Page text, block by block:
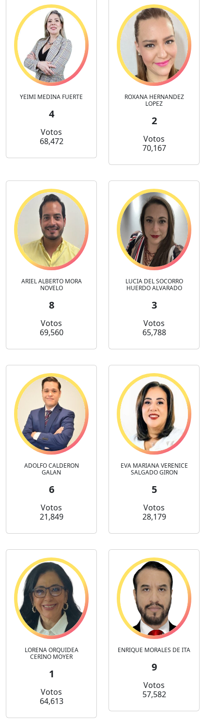
YEIMI MEDINA FUERTE
4
Votos
68,472
ROXANA HERNANDEZ
LOPEZ
2
Votos
70,167
ARIEL ALBERTO MORA
NOVELO
8
Votos
69,560
LUCIA DEL SOCORRO
HUERDO ALVARADO
3
Votos
65,788
ADOLFO CALDERON
GALAN
6
Votos
21,849
EVA MARIANA VERENICE
SALGADO GIRON
5
Votos
28,179
LORENA ORQUIDEA
CERINO MOYER
1
Votos
64,613
ENRIQUE MORALES DE ITA
9
Votos
57,582